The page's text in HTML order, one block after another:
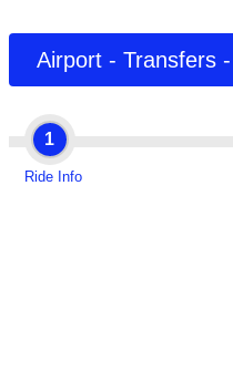
Airport - Transfers -
1
Ride Info